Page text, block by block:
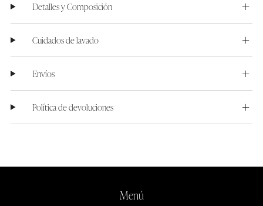
Detalles y Composición
Cuidados de lavado
Envíos
Política de devoluciones
Menú